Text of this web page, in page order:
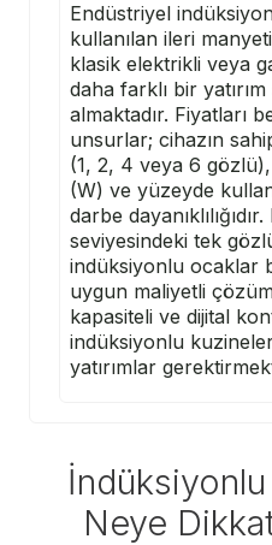
Endüstriyel
kullanılan ileri
klasik elektrikli veya
daha farklı bir
almaktadır. Fiyatları
unsurlar; cihazın
(1, 2, 4 veya 6 gözlü),
(W) ve yüzeyde
darbe
seviyesindeki tek
indüksiyonlu ocaklar
uygun maliyetli
kapasiteli ve dijital
indüksiyonlu
yatırımlar
İndüksiyonlu
Neye